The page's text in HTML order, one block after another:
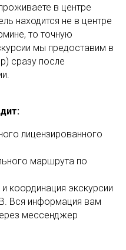
в центре
находится не в центре
то точную
мы предоставим в
сразу после
лицензированного
маршрута по
координация экскурсии
Вся информация вам
мессенджер